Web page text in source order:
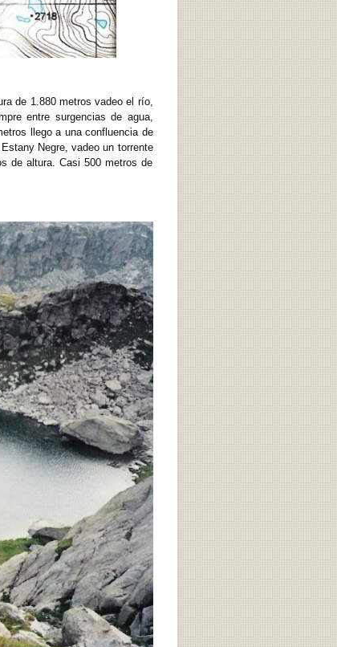
de 1.880 metros vadeo el río,
entre surgencias de agua,
llego a una confluencia de
Negre, vadeo un torrente
de altura. Casi 500 metros de